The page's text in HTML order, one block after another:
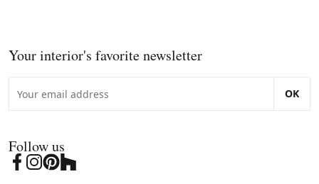
Your interior's favorite newsletter
OK
Follow us